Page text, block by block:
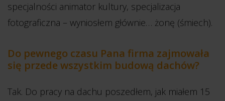
specjalności animator kultury, specjalizacja
fotograficzna – wyniosłem głównie… żonę (śmiech).
Do pewnego czasu Pana firma zajmowała
się przede wszystkim budową dachów?
Tak. Do pracy na dachu poszedłem, jak miałem 15